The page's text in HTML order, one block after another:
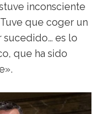
inconsciente
que coger un
sucedido… es lo
que ha sido